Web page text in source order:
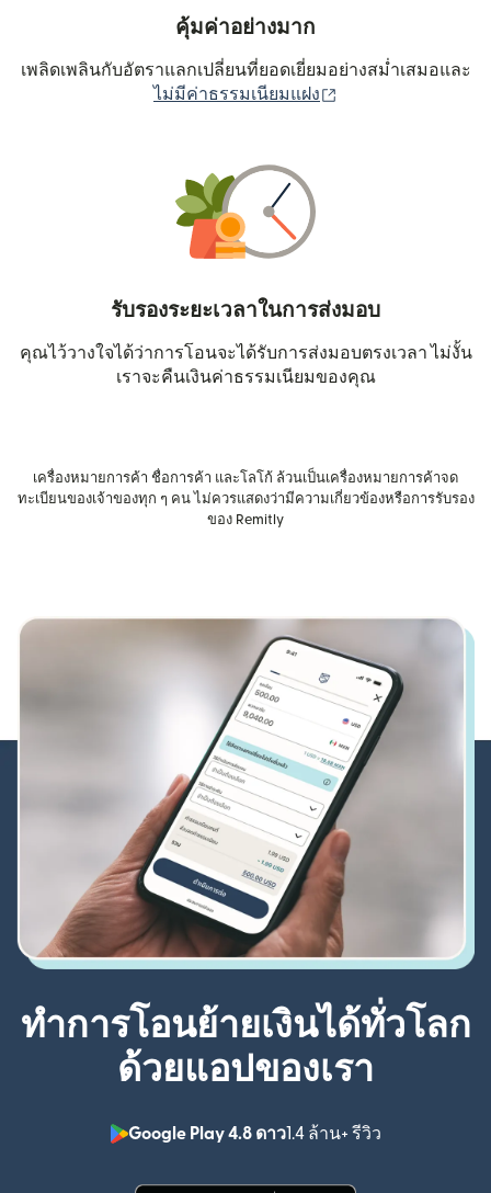
คุ้มค่าอย่างมาก
เพลิดเพลินกับอัตราแลกเปลี่ยนที่ยอดเยี่ยมอย่างสม่ำเสมอและ
ไม่มีค่าธรรมเนียมแฝง
รับรองระยะเวลาในการส่งมอบ
คุณไว้วางใจได้ว่าการโอนจะได้รับการส่งมอบตรงเวลา ไม่งั้น
เราจะคืนเงินค่าธรรมเนียมของคุณ
เครื่องหมายการค้า ชื่อการค้า และโลโก้ ล้วนเป็นเครื่องหมายการค้าจด
ทะเบียนของเจ้าของทุก ๆ คน ไม่ควรแสดงว่ามีความเกี่ยวข้องหรือการรับรอง
ของ Remitly
ทำการโอนย้ายเงินได้ทั่วโลก
ด้วยแอปของเรา
Google Play 4.8 ดาว1.4 ล้าน+ รีวิว
(เปิดในหน้าต่